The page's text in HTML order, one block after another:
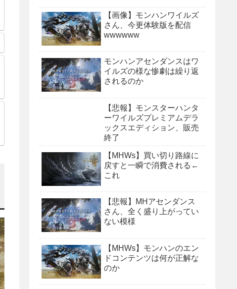
【画像】モンハンワイルズ
さん、今更体験版を配信
wwwwww
モンハンアセンダンスはワ
イルズの様な惨劇は繰り返
されるのか
【悲報】モンスターハンタ
ーワイルズプレミアムデラ
ックスエディション、販売
終了
【MHWs】買い切り路線に
戻すと一瞬で消費される←
これ
【悲報】MHアセンダンス
さん、全く盛り上がってい
ない模様
【MHWs】モンハンのエン
ドコンテンツは何が正解な
のか